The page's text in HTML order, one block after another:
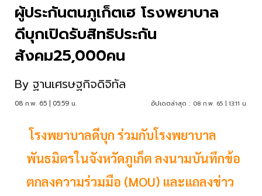
ผู้ประกันตนภูเก็ตเฮ โรงพยาบาล
ดีบุกเปิดรับสิทธิประกัน
สังคม25,000คน
By ฐานเศรษฐกิจดิจิทัล
08 ก.พ. 65 | 05:59 น. อัปเดตล่าสุด : 08 ก.พ. 65 | 13:11 น.
โรงพยาบาลดีบุก ร่วมกับโรงพยาบาล
พันธมิตรในจังหวัดภูเก็ต ลงนามบันทึกข้อ
ตกลงความร่วมมือ (MOU) และแถลงข่าว